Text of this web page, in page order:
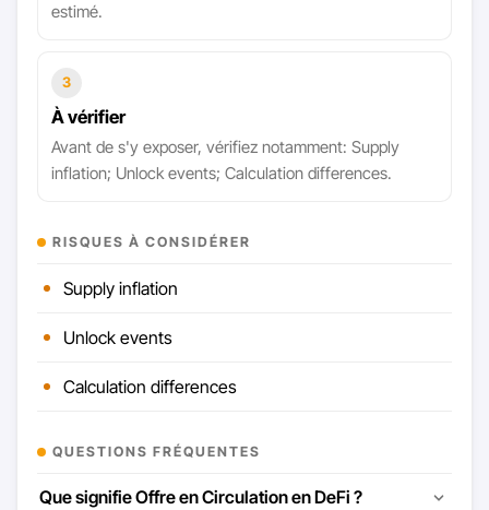
estimé.
3
À vérifier
Avant de s'y exposer, vérifiez notamment: Supply
inflation; Unlock events; Calculation differences.
RISQUES À CONSIDÉRER
Supply inflation
Unlock events
Calculation differences
QUESTIONS FRÉQUENTES
Que signifie Offre en Circulation en DeFi ?